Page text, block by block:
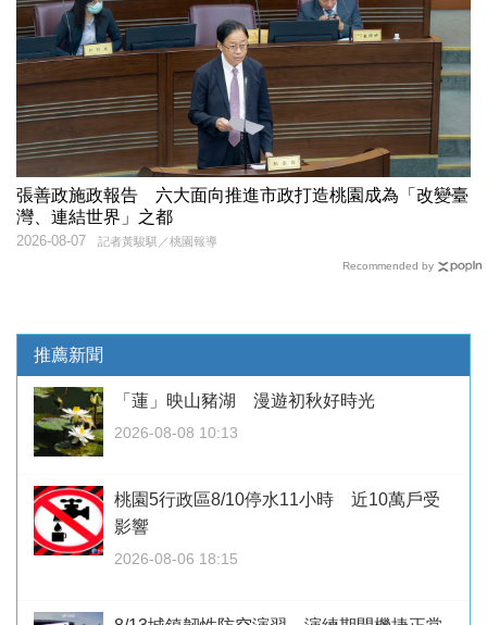
張善政施政報告 六大面向推進市政打造桃園成為「改變臺
灣、連結世界」之都
記者黃駿騏／桃園報導
2026-08-07
Recommended by
推薦新聞
「蓮」映山豬湖 漫遊初秋好時光
2026-08-08 10:13
桃園5行政區8/10停水11小時 近10萬戶受
影響
2026-08-06 18:15